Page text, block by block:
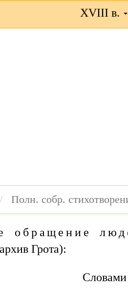
XVIII в.
Полн. собр.
обращение
Грота):
Словами